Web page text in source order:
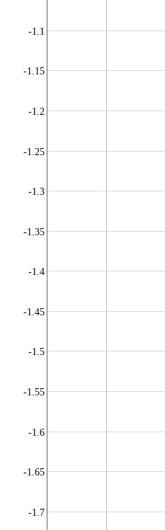
-1.7
-1.65
-1.6
-1.55
-1.5
-1.45
-1.4
-1.35
-1.3
-1.25
-1.2
-1.15
-1.1